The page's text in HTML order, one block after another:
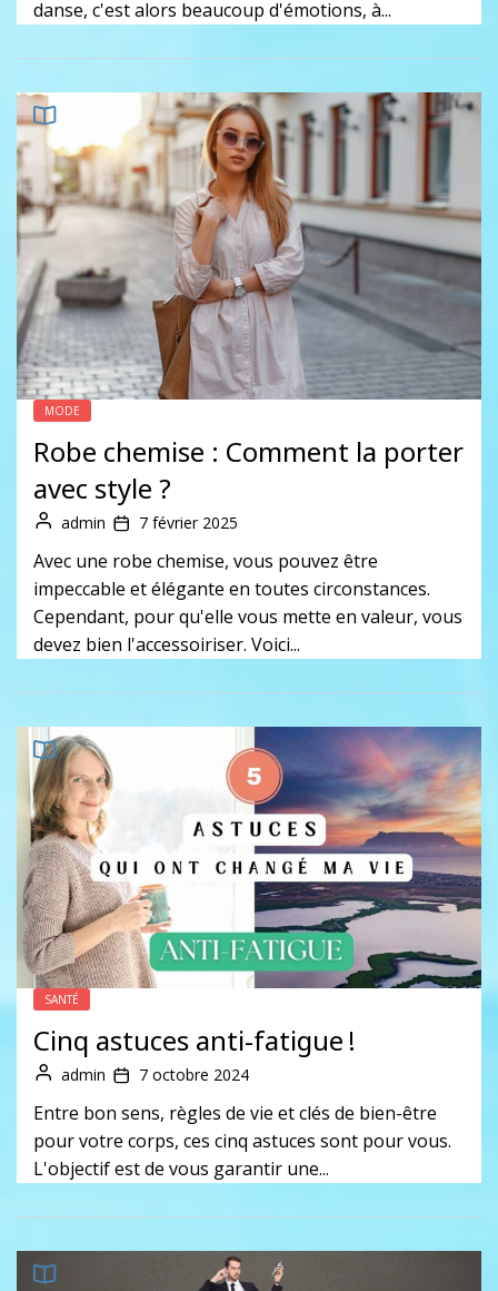
danse, c'est alors beaucoup d'émotions, à...
MODE
Robe chemise : Comment la porter
avec style ?
admin 7 février 2025
Avec une robe chemise, vous pouvez être
impeccable et élégante en toutes circonstances.
Cependant, pour qu'elle vous mette en valeur, vous
devez bien l'accessoiriser. Voici...
SANTÉ
Cinq astuces anti-fatigue !
admin 7 octobre 2024
Entre bon sens, règles de vie et clés de bien-être
pour votre corps, ces cinq astuces sont pour vous.
L'objectif est de vous garantir une...